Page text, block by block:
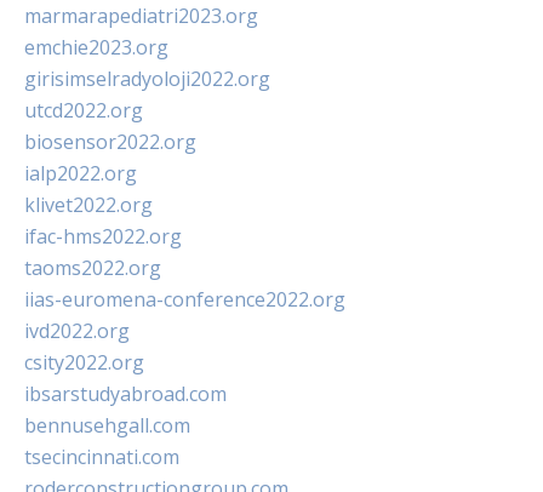
marmarapediatri2023.org
emchie2023.org
girisimselradyoloji2022.org
utcd2022.org
biosensor2022.org
ialp2022.org
klivet2022.org
ifac-hms2022.org
taoms2022.org
iias-euromena-conference2022.org
ivd2022.org
csity2022.org
ibsarstudyabroad.com
bennusehgall.com
tsecincinnati.com